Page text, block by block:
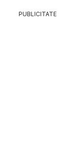
PUBLICITATE